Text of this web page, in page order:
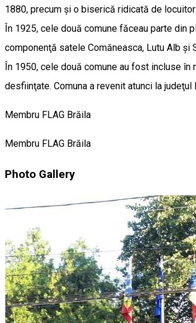
1880, precum şi o biserică ridicată de
În 1925, cele două comune făceau parte din
componenţă satele Comăneasca, Lutu Alb şi
În 1950, cele două comune au fost incluse
desfiinţate. Comuna a revenit atunci la
Membru FLAG Brăila
Membru FLAG Brăila
Photo Gallery